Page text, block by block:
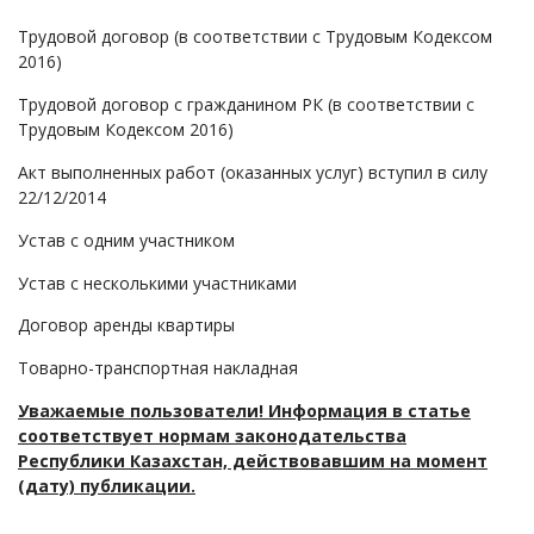
Сбор долгов
Проверка государственных органов
Корпоративные отношения
Государственные закупки
Архив
Трудовой договор (в соответствии с Трудовым Кодексом
2016)
Трудовой договор с гражданином РК (в соответствии с
Трудовым Кодексом 2016)
Акт выполненных работ (оказанных услуг) вступил в силу
22/12/2014
Устав с одним участником
Устав с несколькими участниками
Договор аренды квартиры
Товарно-транспортная накладная
Уважаемые пользователи! Информация в статье
соответствует нормам законодательства
Республики Казахстан, действовавшим на момент
(дату) публикации.